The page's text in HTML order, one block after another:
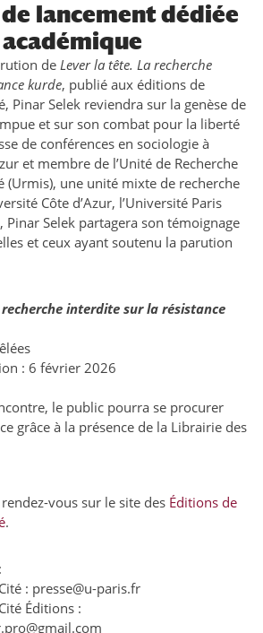
lancement dédiée
de Lever la tête. La recherche
kurde, publié aux éditions de
Pinar Selek reviendra sur la genèse de
et sur son combat pour la liberté
de conférences en sociologie à
et membre de l’Unité de Recherche
(Urmis), une unité mixte de recherche
Côte d’Azur, l’Université Paris
Pinar Selek partagera son témoignage
et ceux ayant soutenu la parution
interdite sur la résistance
: 6 février 2026
le public pourra se procurer
grâce à la présence de la Librairie des
vous sur le site des Éditions de
.
: presse@u-paris.fr
Éditions :